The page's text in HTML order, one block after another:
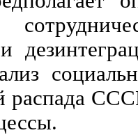
распада